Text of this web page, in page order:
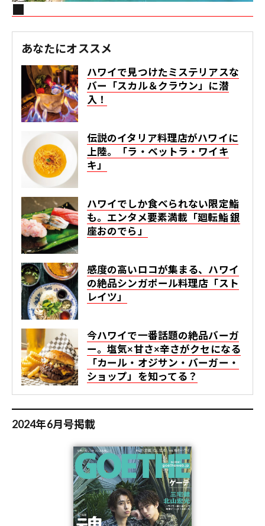
あなたにオススメ
ハワイで見つけたミステリアスな
バー「スカル＆クラウン」に潜
入！
伝説のイタリア料理店がハワイに
上陸。「ラ・ベットラ・ワイキ
キ」
ハワイでしか食べられない限定鮨
も。エンタメ要素満載「廻転鮨 銀
座おのでら」
感度の高いロコが集まる、ハワイ
の絶品シンガポール料理店「スト
レイツ」
今ハワイで一番話題の絶品バーガ
ー。塩気×甘さ×辛さがクセになる
「カール・オジサン・バーガー・
ショップ」を知ってる？
2024年6月号掲載